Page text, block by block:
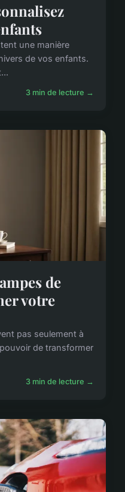
une manière
de vos enfants.
3 min de lecture →
de
votre
pas seulement à
de transformer
3 min de lecture →